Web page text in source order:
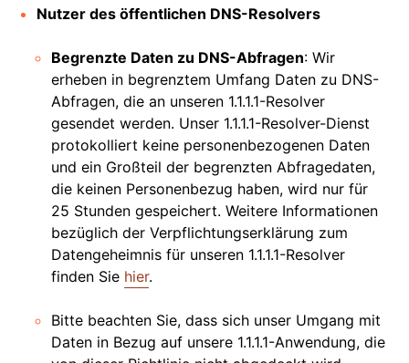
Nutzer des öffentlichen DNS-Resolvers
Begrenzte Daten zu DNS-Abfragen: Wir
erheben in begrenztem Umfang Daten zu DNS-
Abfragen, die an unseren 1.1.1.1-Resolver
gesendet werden. Unser 1.1.1.1-Resolver-Dienst
protokolliert keine personenbezogenen Daten
und ein Großteil der begrenzten Abfragedaten,
die keinen Personenbezug haben, wird nur für
25 Stunden gespeichert. Weitere Informationen
bezüglich der Verpflichtungserklärung zum
Datengeheimnis für unseren 1.1.1.1-Resolver
finden Sie hier.
Bitte beachten Sie, dass sich unser Umgang mit
Daten in Bezug auf unsere 1.1.1.1-Anwendung, die